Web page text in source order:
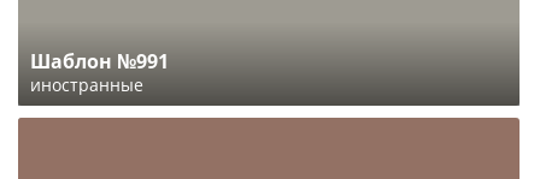
Шаблон №991
иностранные